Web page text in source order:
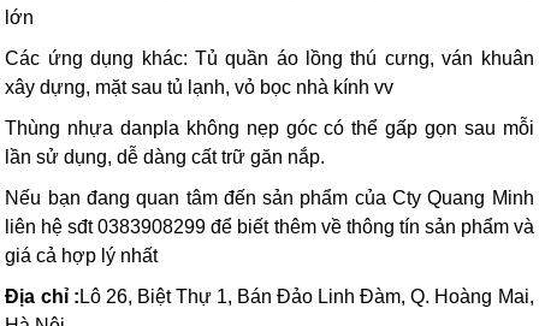
lớn
Các ứng dụng khác: Tủ quần áo lồng thú cưng, ván khuân
xây dựng, mặt sau tủ lạnh, vỏ bọc nhà kính vv
Thùng nhựa danpla không nẹp góc có thể gấp gọn sau mỗi
lần sử dụng, dễ dàng cất trữ găn nắp.
Nếu bạn đang quan tâm đến sản phẩm của Cty Quang Minh
liên hệ sđt 0383908299 để biết thêm về thông tín sản phẩm và
giá cả hợp lý nhất
Địa chỉ : Lô 26, Biệt Thự 1, Bán Đảo Linh Đàm, Q. Hoàng Mai,